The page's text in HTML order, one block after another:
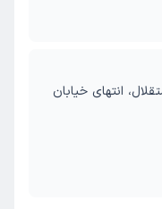
انتهای خیابان